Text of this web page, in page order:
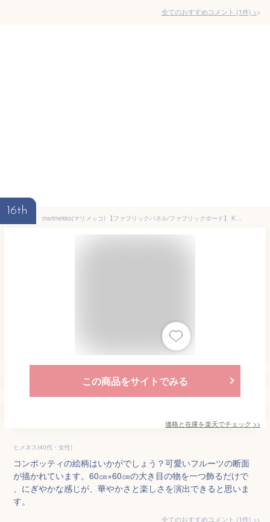
全てのおすすめコメント (1件) >
16th
marimekko(マリメッコ) 【ファブリックパネル/ファブリックボード】 KOMPOTTI/コンポッティ[SIZE：W60×H60] 各サイズ選べます 【コンポッティ】
この商品をサイトでみる
価格と在庫を楽天でチェック >>
ヒメネス(40代・女性)
コンポッティの絵柄はいかがでしょう？可愛いフルーツの断面
が描かれています。60㎝×60㎝の大き目の物を一つ飾るだけで
、にぎやかな感じが、華やかさと楽しさを演出できると思いま
す。
全てのおすすめコメント (1件) >